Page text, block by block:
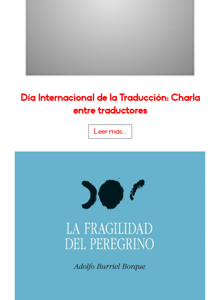
Día Internacional de la Traducción: Charla
entre traductores
Leer más...